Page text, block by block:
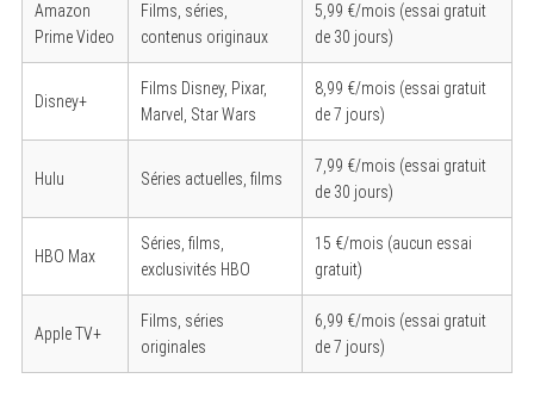
Amazon
Prime Video
Films, séries,
contenus originaux
5,99 €/mois (essai gratuit
de 30 jours)
Disney+
Films Disney, Pixar,
Marvel, Star Wars
8,99 €/mois (essai gratuit
de 7 jours)
Hulu Séries actuelles, films
7,99 €/mois (essai gratuit
de 30 jours)
HBO Max
Séries, films,
exclusivités HBO
15 €/mois (aucun essai
gratuit)
Apple TV+
Films, séries
originales
6,99 €/mois (essai gratuit
de 7 jours)